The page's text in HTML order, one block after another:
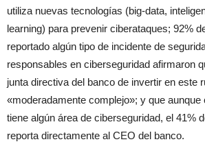
utiliza nuevas tecnologías (big-data,
learning) para prevenir ciberataques; 92%
reportado algún tipo de incidente de
responsables en ciberseguridad afirmaron
junta directiva del banco de invertir en este
«moderadamente complejo»; y que aunque
tiene algún área de ciberseguridad, el 41%
reporta directamente al CEO del banco.